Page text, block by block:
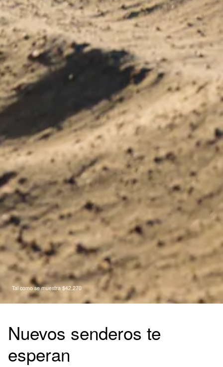
Tal como se muestra $42,270
Nuevos senderos te
esperan